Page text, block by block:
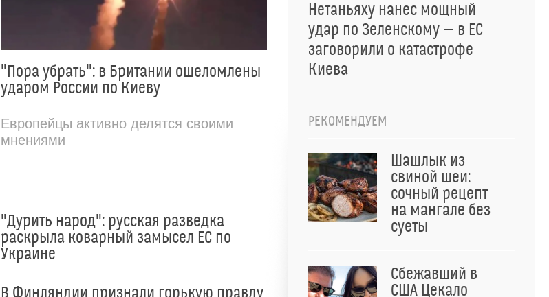
"Пора убрать": в Британии ошеломлены
ударом России по Киеву
Европейцы активно делятся своими
мнениями
"Дурить народ": русская разведка
раскрыла коварный замысел ЕС по
Украине
Нетаньяху нанес мощный
удар по Зеленскому — в ЕС
заговорили о катастрофе
Киева
РЕКОМЕНДУЕМ
Шашлык из
свиной шеи:
сочный рецепт
на мангале без
суеты
Сбежавший в
США Цекало